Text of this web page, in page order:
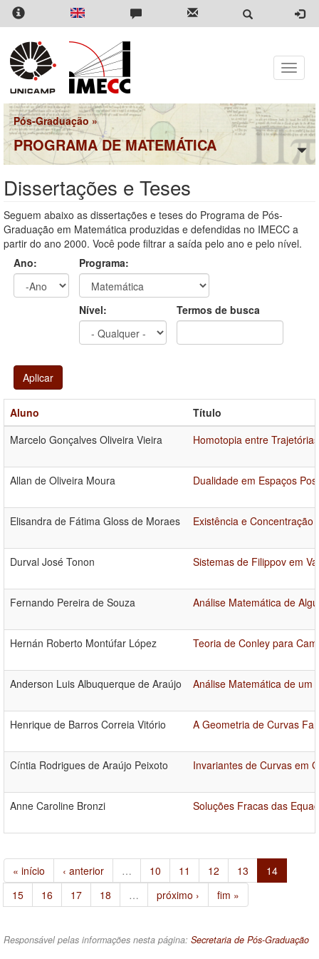
Pular
para
conteúdo
principal
Toggle
Pós-Graduação »
PROGRAMA DE MATEMÁTICA
Dissertações e Teses
Seguem abaixo as dissertações e teses do Programa de Pós-
Graduação em Matemática produzidas e defendidas no IMECC a
partir do ano 2000. Você pode filtrar a saída pelo ano e pelo nível.
Ano:
Programa:
Nível: Termos de busca
Aplicar
Aluno
Título
Marcelo Gonçalves Oliveira Vieira
Homotopia entre
Allan de Oliveira Moura Dualidade em Espaços
Elisandra de Fátima Gloss de Moraes Existência e
Durval José Tonon Sistemas de Filippov em
Fernando Pereira de Souza Análise Matemática de
Hernán Roberto Montúfar López Teoria de Conley para
Anderson Luis Albuquerque de Araújo Análise Matemática de um
Henrique de Barros Correia Vitório A Geometria de Curvas
Cíntia Rodrigues de Araújo Peixoto Invariantes de Curvas em
Anne Caroline Bronzi Soluções Fracas das
« início ‹ anterior … 10 11 12 13
14
15
16 17 18 … próximo › fim »
Responsável pelas informações nesta página: Secretaria de Pós-Graduação